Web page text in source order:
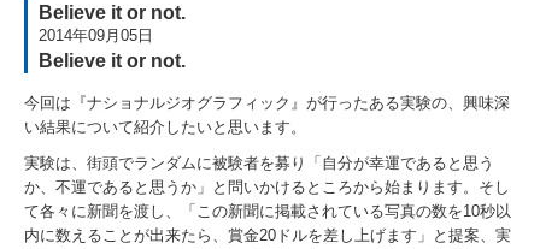
Believe it or not.
2014年09月05日
Believe it or not.
今回は『ナショナルジオグラフィック』が行ったある実験の、興味深
い結果について紹介したいと思います。
実験は、街頭でランダムに被験者を募り「自分が幸運であると思う
か、不運であると思うか」と問いかけるところから始まります。そし
て各々に新聞を渡し、「この新聞に掲載されている写真の数を10秒以
内に数えることが出来たら、賞金20ドルを差し上げます」と提案、実